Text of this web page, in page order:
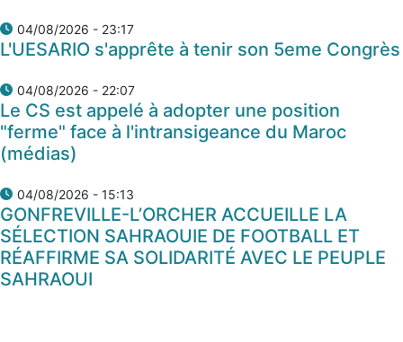
04/08/2026 - 23:17
L'UESARIO s'apprête à tenir son 5eme Congrès
04/08/2026 - 22:07
Le CS est appelé à adopter une position
"ferme" face à l'intransigeance du Maroc
(médias)
04/08/2026 - 15:13
GONFREVILLE-L’ORCHER ACCUEILLE LA
SÉLECTION SAHRAOUIE DE FOOTBALL ET
RÉAFFIRME SA SOLIDARITÉ AVEC LE PEUPLE
SAHRAOUI